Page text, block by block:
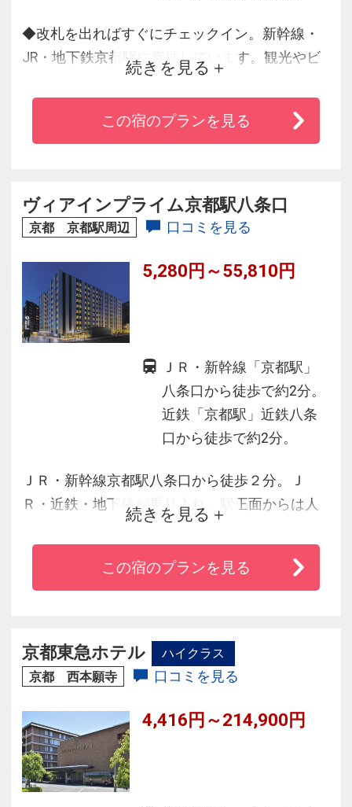
◆改札を出ればすぐにチェックイン。新幹線・
JR・地下鉄京都駅に直結しています。観光やビ
ジネスに抜群な利便性と洗練された施設を誇る
ラグジュアリーホテル。チェックイン前・チェ
ックアウト後もお荷物のお預かりをいたしま
も好評です。
続きを見る
この宿のプランを見る
ヴィアインプライム京都駅八条口
京都 京都駅周辺 口コミを見る
5,280円～55,810円
ＪＲ・新幹線「京都駅」
八条口から徒歩で約2分。
近鉄「京都駅」近鉄八条
口から徒歩で約2分。
ＪＲ・新幹線京都駅八条口から徒歩２分。Ｊ
Ｒ・近鉄・地下鉄が乗り入れ、駅正面からは人
気のスポットへ路線バスが運行。鉄道博物館や
水族館のある梅小路エリア、桜バ紅葉、神社仏
閣めぐりに人気の東山エリア・千本鳥居が有名
ある伏見桃山エリアなど、京の滞在にとっても
便利なホテルです。
続きを見る
この宿のプランを見る
京都東急ホテル
ハイクラス
京都 西本願寺
口コミを見る
4,416円～214,900円